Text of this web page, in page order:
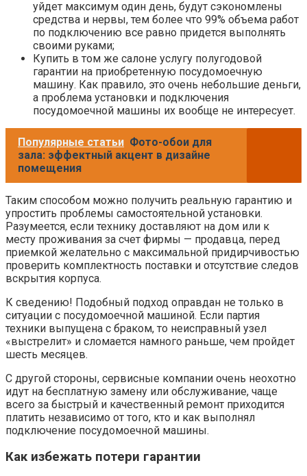
уйдет максимум один день, будут сэкономлены
средства и нервы, тем более что 99% объема работ
по подключению все равно придется выполнять
своими руками;
Купить в том же салоне услугу полугодовой
гарантии на приобретенную посудомоечную
машину. Как правило, это очень небольшие деньги,
а проблема установки и подключения
посудомоечной машины их вообще не интересует.
Популярные статьи Фото-обои для
зала: эффектный акцент в дизайне
помещения
Таким способом можно получить реальную гарантию и
упростить проблемы самостоятельной установки.
Разумеется, если технику доставляют на дом или к
месту проживания за счет фирмы — продавца, перед
приемкой желательно с максимальной придирчивостью
проверить комплектность поставки и отсутствие следов
вскрытия корпуса.
К сведению! Подобный подход оправдан не только в
ситуации с посудомоечной машиной. Если партия
техники выпущена с браком, то неисправный узел
«выстрелит» и сломается намного раньше, чем пройдет
шесть месяцев.
С другой стороны, сервисные компании очень неохотно
идут на бесплатную замену или обслуживание, чаще
всего за быстрый и качественный ремонт приходится
платить независимо от того, кто и как выполнял
подключение посудомоечной машины.
Как избежать потери гарантии